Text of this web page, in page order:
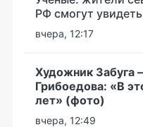
РФ смогут
вчера, 12:17
Художник Забуга
Грибоедова: «В
лет» (фото)
вчера, 12:49